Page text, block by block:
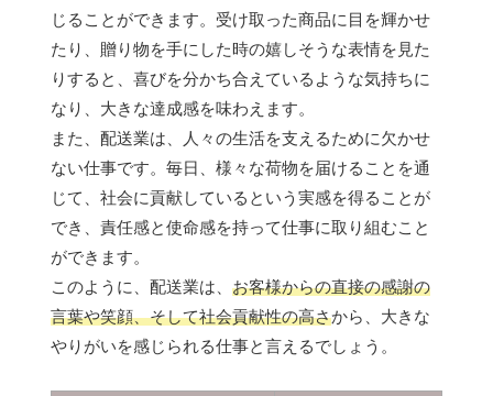
じることができます。受け取った商品に目を輝かせ
たり、贈り物を手にした時の嬉しそうな表情を見た
りすると、喜びを分かち合えているような気持ちに
なり、大きな達成感を味わえます。
また、配送業は、人々の生活を支えるために欠かせ
ない仕事です。毎日、様々な荷物を届けることを通
じて、社会に貢献しているという実感を得ることが
でき、責任感と使命感を持って仕事に取り組むこと
ができます。
このように、配送業は、 お客様からの直接の感謝の
言葉や笑顔、そして社会貢献性の高さから、大きな
やりがいを感じられる仕事と言えるでしょう。